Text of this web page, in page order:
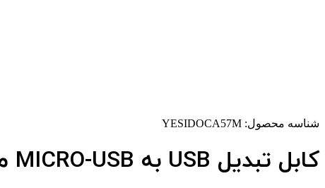
شناسه محصول: YESIDOCA57M
کابل تبدیل USB به MICRO-USB مدل YESIDO CA57